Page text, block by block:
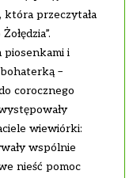
która przeczytała
piosenkami i
–
corocznego
wiewiórki:
wspólnie
nieść pomoc